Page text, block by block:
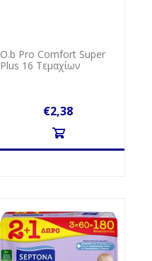
Ο.b Pro Comfort Super
Plus 16 Τεμαχίων
€2,38